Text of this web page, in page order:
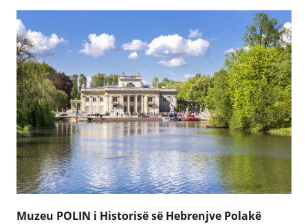
Muzeu POLIN i Historisë së Hebrenjve Polakë